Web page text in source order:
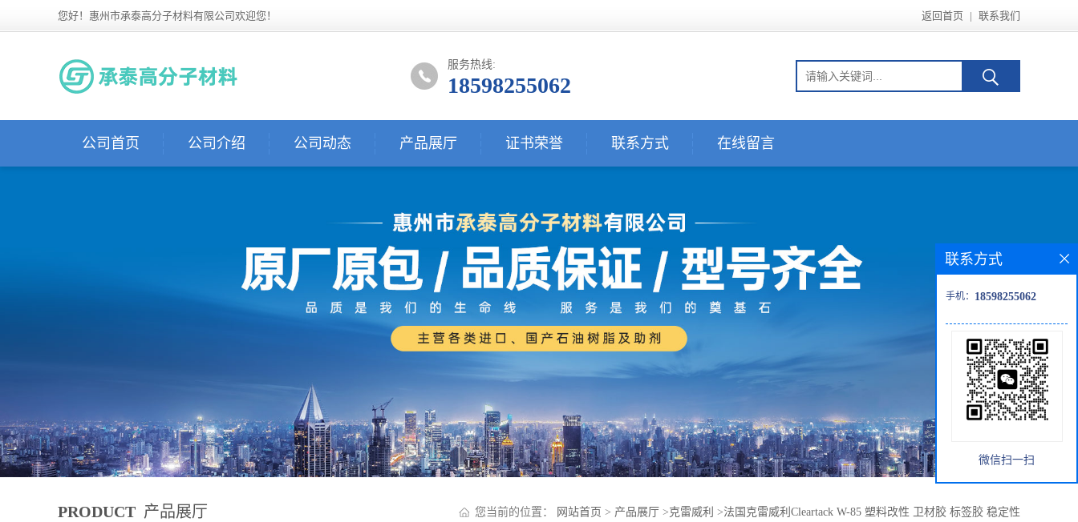
您好！惠州市承泰高分子材料有限公司欢迎您！ 返回首页 | 联系我们
服务热线:
18598255062
公司首页 公司介绍 公司动态 产品展厅 证书荣誉 联系方式 在线留言
PRODUCT 产品展厅 您当前的位置： 网站首页 > 产品展厅 >克雷威利 >法国克雷威利Cleartack W-85 塑料改性 卫材胶 标签胶 稳定性
联系方式
手机： 18598255062
微信扫一扫